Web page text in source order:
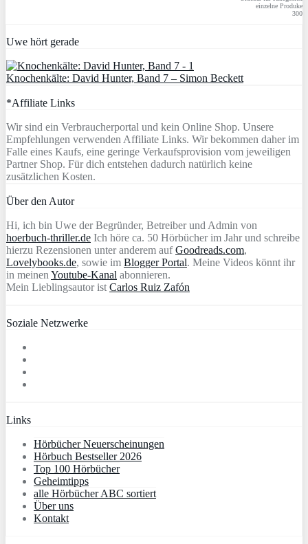
einzelne Produke
300
Uwe hört gerade
Knochenkälte: David Hunter, Band 7 – Simon Beckett
*Affiliate Links
Wir sind ein Verbraucherportal und kein Online Shop. Unsere
Empfehlungen verwenden Affiliate Links. Wir bekommen daher im
Falle eines Kaufs, eine geringe Verkaufsprovision vom jeweiligen
Partner Shop. Für dich entstehen dadurch natürlich keine
zusätzlichen Kosten.
Über den Autor
Hi, ich bin Uwe der Begründer, Betreiber und Admin von
hoerbuch-thriller.de Ich höre ca. 50 Hörbücher im Jahr und schreibe
hierzu Rezensionen unter anderem aufGoodreads.com,
Lovelybooks.de, sowie im Blogger Portal. Meine Videos könnt ihr
in meinen Youtube-Kanal abonnieren.
Mein Lieblingsautor ist Carlos Ruiz Zafón
Soziale Netzwerke
Links
Hörbücher Neuerscheinungen
Hörbuch Bestseller 2026
Top 100 Hörbücher
Geheimtipps
alle Hörbücher ABC sortiert
Über uns
Kontakt